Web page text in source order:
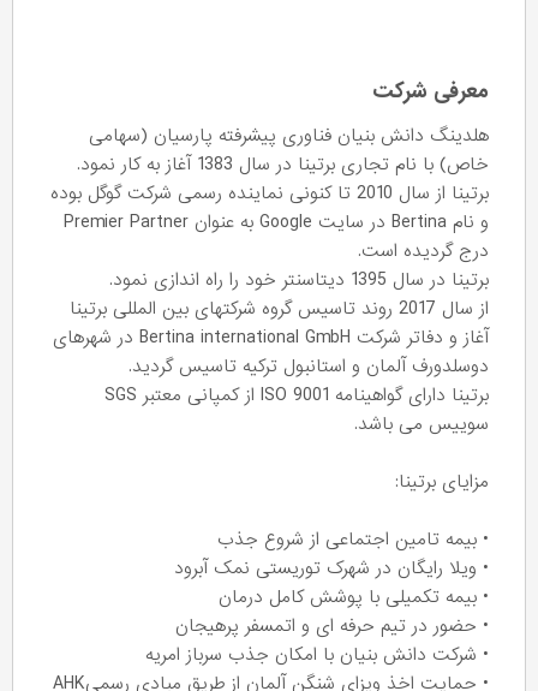
معرفی شرکت
هلدینگ دانش بنیان فناوری پیشرفته پارسیان (سهامی
خاص) با نام تجاری برتینا در سال 1383 آغاز به کار نمود.
برتینا از سال 2010 تا کنونی نماینده رسمی شرکت گوگل بوده
و نام Bertina در سایت Google به عنوان Premier Partner
درج گردیده است.
برتینا در سال 1395 دیتاسنتر خود را راه اندازی نمود.
از سال 2017 روند تاسیس گروه شرکتهای بین المللی برتینا
آغاز و دفاتر شرکت Bertina international GmbH در شهرهای
دوسلدورف آلمان و استانبول ترکیه تاسیس گردید.
برتینا دارای گواهینامه ISO 9001 از کمپانی معتبر SGS
سوییس می باشد.
مزایای برتینا:
• بیمه تامین اجتماعی از شروع جذب
• ویلا رایگان در شهرک توریستی نمک آبرود
• بیمه تکمیلی با پوشش کامل درمان
• حضور در تیم حرفه ای و اتمسفر پرهیجان
• شرکت دانش بنیان با امکان جذب سرباز امریه
• حمایت اخذ ویزای شنگن آلمان از طریق مبادی رسمیAHK